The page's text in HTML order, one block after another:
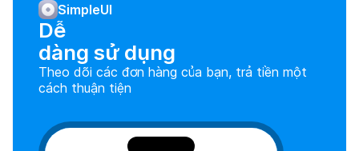
SimpleUI
Dễ
dàng sử dụng
Theo dõi các đơn hàng của bạn, trả tiền một
cách thuận tiện